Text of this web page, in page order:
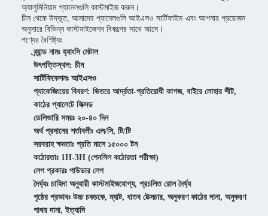
অ্যালুমিনিয়াম প্যানেলগুলি কাস্টমাইজ করুন।
চীন থেকে উদ্ভূত, আমাদের প্যানেলগুলি আইএসও সার্টিফাইড এবং আপনার প্রয়োজন
অনুসারে বিভিন্ন কাস্টমাইজেশন বিকল্পের সাথে আসে।
পণ্যের বৈশিষ্ট্যঃ
ব্র্যান্ড নামঃ হ্যাংসি মেটাল
উৎপত্তিস্থল: চীন
সার্টিফিকেশনঃ আইএসও
প্যাকেজিংয়ের বিবরণ: ভিতরে আর্দ্রতা-প্রতিরোধী কাগজ, বাইরে লোহার শীট,
কাঠের প্যালেটে ফিক্সড
ডেলিভারি সময়ঃ ২০-৪০ দিন
অর্থ প্রদানের শর্তাবলীঃ এল/সি, টি/টি
সরবরাহ ক্ষমতাঃ প্রতি মাসে ১৫০০০ টন
কঠোরতাঃ 1H-3H (পেনসিল কঠোরতা পরীক্ষা)
লেপ প্রকারঃ পাউডার লেপ
দৈর্ঘ্যঃ চাহিদা অনুযায়ী কাস্টমাইজযোগ্য, প্রচলিত রোল দৈর্ঘ্য
পৃষ্ঠের প্রভাবঃ উচ্চ চকচকে, ম্যাট, ধাতব টেক্সচার, অনুকরণ কাঠের দানা, অনুকরণ
পাথর দানা, ইত্যাদি